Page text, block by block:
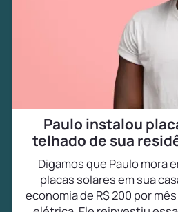
Paulo instalou
telhado de sua
Digamos que Paulo mora
placas solares em sua
economia de R$ 200 por